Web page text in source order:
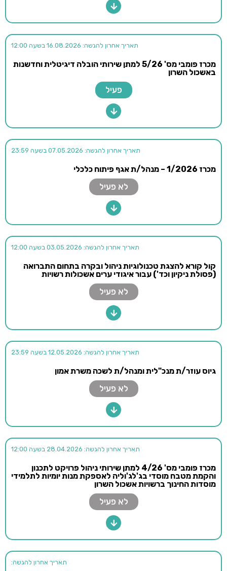
תאריך אחרון להגשה: 16.08.2026 בשעה 12:00
מכרז פומבי מס' 5/26 למתן שירותי הובלה דיגיטלית וחדשנות
באשכול השרון
פעיל
תאריך אחרון להגשה: 07.05.2026 בשעה 23:59
מכרז 1/2026 – מנהל/ת אגף פיתוח כלכלי
לא פעיל
תאריך אחרון להגשה: 03.05.2026 בשעה 12:00
קול קורא להצגת טכנולוגיות ניהול ובקרה בתחום התברואה
(פסולת ניקיון וכד') עבור איגודי ערים אשכולות רשויות
לא פעיל
תאריך אחרון להגשה: 12.05.2026 בשעה 23:59
גיוס עוזר/ת מנכ"לית ומנהל/ת לשכה משרת אמון
לא פעיל
תאריך אחרון להגשה: 28.04.2026 בשעה 12:00
מכרז פומבי מס' 4/26 למתן שירותי ניהול פרויקט לתכנון
והקמת מטבח מוסדי בג'לג'וליה לאספקת מנות יומיות לתלמידי
מוסדות החינוך ברשויות אשכול השרון
לא פעיל
תאריך אחרון להגשה: